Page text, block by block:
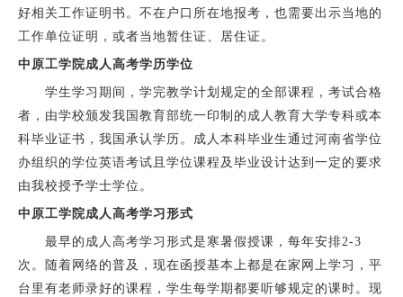
好相关工作证明书。不在户口所在地报考，也需要出示当地的
工作单位证明，或者当地暂住证、居住证。
中原工学院成人高考学历学位
学生学习期间，学完教学计划规定的全部课程，考试合格
者，由学校颁发我国教育部统一印制的成人教育大学专科或本
科毕业证书，我国承认学历。成人本科毕业生通过河南省学位
办组织的学位英语考试且学位课程及毕业设计达到一定的要求
由我校授予学士学位。
中原工学院成人高考学习形式
最早的成人高考学习形式是寒暑假授课，每年安排2-3
次。随着网络的普及，现在函授基本上都是在家网上学习，平
台里有老师录好的课程，学生每学期都要听够规定的课时。现